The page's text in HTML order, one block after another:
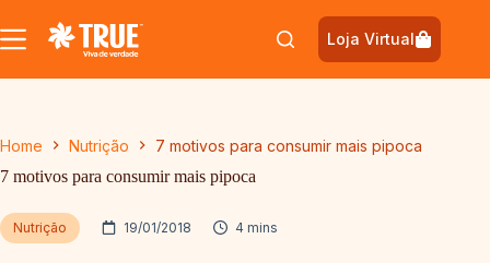
para
o
Loja Virtual
Home Nutrição
7 motivos para consumir mais pipoca
7 motivos para consumir mais pipoca
Nutrição 19/01/2018 4 mins